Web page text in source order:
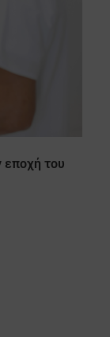
εποχή του